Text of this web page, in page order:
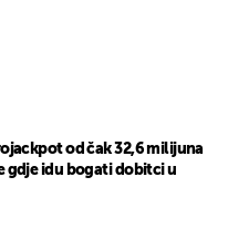
od čak 32,6 milijuna
gdje idu bogati dobitci u